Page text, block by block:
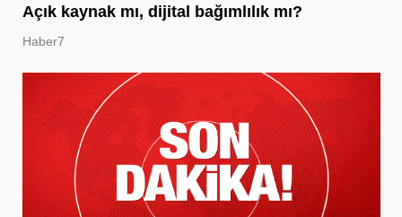
Açık kaynak mı, dijital bağımlılık mı?
Haber7